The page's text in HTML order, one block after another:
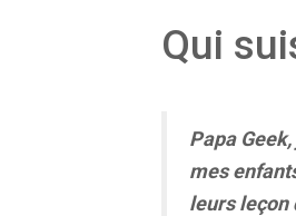
Qui
Papa
mes
leurs leçon